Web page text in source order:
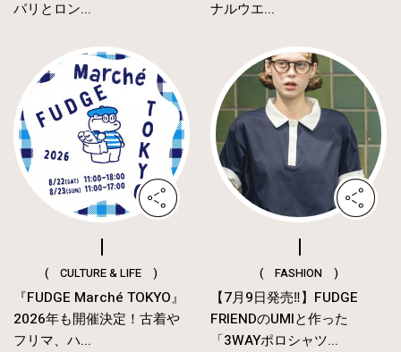
パリとロン... ナルウエ...
( CULTURE & LIFE )
『FUDGE Marché TOKYO』
2026年も開催決定！古着や
フリマ、ハ...
( FASHION )
【7月9日発売‼︎】FUDGE
FRIENDのUMIと作った
「3WAYポロシャツ...